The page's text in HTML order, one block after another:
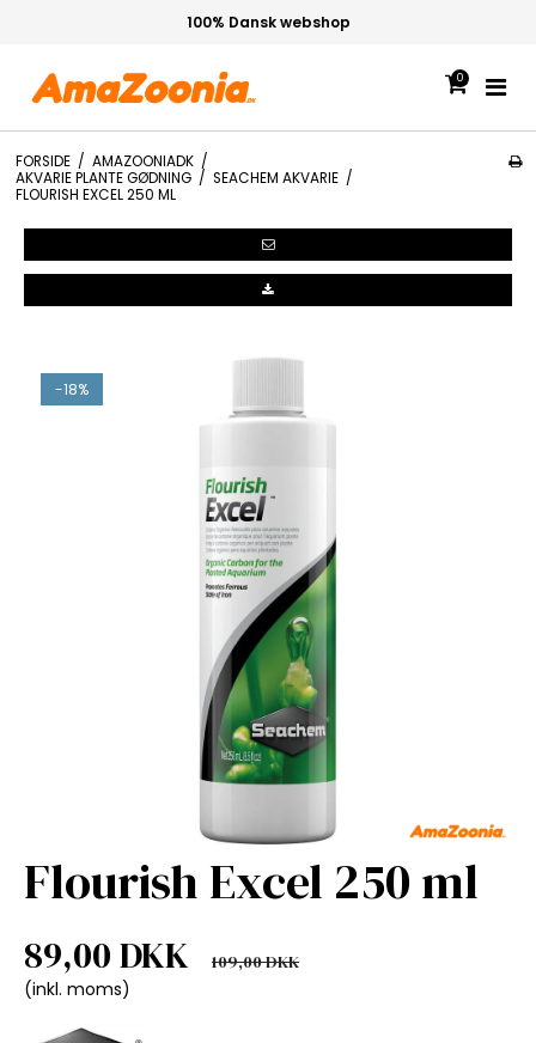
100% Dansk webshop
0
FORSIDE / AMAZOONIADK /
AKVARIE PLANTE GØDNING / SEACHEM AKVARIE /
FLOURISH EXCEL 250 ML
-18%
Flourish Excel 250 ml
89,00 DKK
109,00 DKK
(inkl. moms)